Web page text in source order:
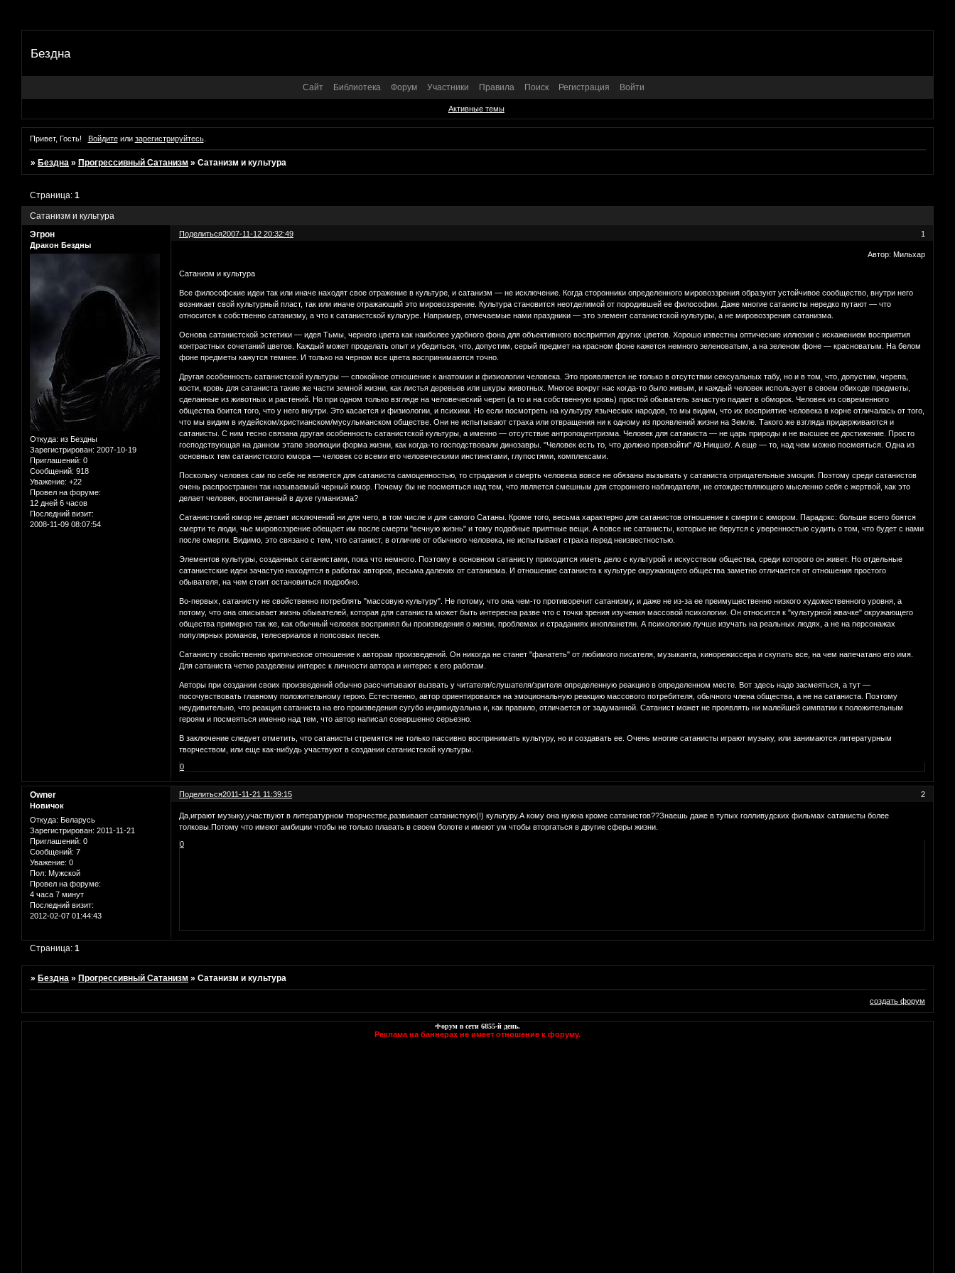
Бездна
Сайт Библиотека Форум Участники Правила Поиск Регистрация Войти
Активные темы
Привет, Гость! Войдитеили зарегистрируйтесь.
»Бездна »Прогреcсивный Сатанизм »Сатанизм и культура
Сатанизм и культура
Страница:1
Поделиться 1
2007-11-12 20:32:49
Эгрон
Дракон Бездны
Откуда: из Бездны
Зарегистрирован: 2007-10-19
Приглашений: 0
Сообщений: 918
Уважение: +22
Провел на форуме:
12 дней 6 часов
Последний визит:
2008-11-09 08:07:54
Автор: Мильхар
Сатанизм и культура
Все философские идеи так или иначе находят свое отражение в культуре, и сатанизм — не исключение. Когда сторонники определенного мировоззрения образуют устойчивое сообщество, внутри него
возникает свой культурный пласт, так или иначе отражающий это мировоззрение. Культура становится неотделимой от породившей ее философии. Даже многие сатанисты нередко путают — что
относится к собственно сатанизму, а что к сатанистской культуре. Например, отмечаемые нами праздники — это элемент сатанистской культуры, а не мировоззрения сатанизма.
Основа сатанистской эстетики — идея Тьмы, черного цвета как наиболее удобного фона для объективного восприятия других цветов. Хорошо известны оптические иллюзии с искажением восприятия
контрастных сочетаний цветов. Каждый может проделать опыт и убедиться, что, допустим, серый предмет на красном фоне кажется немного зеленоватым, а на зеленом фоне — красноватым. На белом
фоне предметы кажутся темнее. И только на черном все цвета воспринимаются точно.
Другая особенность сатанистской культуры — спокойное отношение к анатомии и физиологии человека. Это проявляется не только в отсутствии сексуальных табу, но и в том, что, допустим, черепа,
кости, кровь для сатаниста такие же части земной жизни, как листья деревьев или шкуры животных. Многое вокруг нас когда-то было живым, и каждый человек использует в своем обиходе предметы,
сделанные из животных и растений. Но при одном только взгляде на человеческий череп (а то и на собственную кровь) простой обыватель зачастую падает в обморок. Человек из современного
общества боится того, что у него внутри. Это касается и физиологии, и психики. Но если посмотреть на культуру языческих народов, то мы видим, что их восприятие человека в корне отличалась от того,
что мы видим в иудейском/христианском/мусульманском обществе. Они не испытывают страха или отвращения ни к одному из проявлений жизни на Земле. Такого же взгляда придерживаются и
сатанисты. С ним тесно связана другая особенность сатанистской культуры, а именно — отсутствие антропоцентризма. Человек для сатаниста — не царь природы и не высшее ее достижение. Просто
господствующая на данном этапе эволюции форма жизни, как когда-то господствовали динозавры. "Человек есть то, что должно превзойти" /Ф.Ницше/. А еще — то, над чем можно посмеяться. Одна из
основных тем сатанистского юмора — человек со всеми его человеческими инстинктами, глупостями, комплексами.
Поскольку человек сам по себе не является для сатаниста самоценностью, то страдания и смерть человека вовсе не обязаны вызывать у сатаниста отрицательные эмоции. Поэтому среди сатанистов
очень распространен так называемый черный юмор. Почему бы не посмеяться над тем, что является смешным для стороннего наблюдателя, не отождествляющего мысленно себя с жертвой, как это
делает человек, воспитанный в духе гуманизма?
Сатанистский юмор не делает исключений ни для чего, в том числе и для самого Сатаны. Кроме того, весьма характерно для сатанистов отношение к смерти с юмором. Парадокс: больше всего боятся
смерти те люди, чье мировоззрение обещает им после смерти "вечную жизнь" и тому подобные приятные вещи. А вовсе не сатанисты, которые не берутся с уверенностью судить о том, что будет с нами
после смерти. Видимо, это связано с тем, что сатанист, в отличие от обычного человека, не испытывает страха перед неизвестностью.
Элементов культуры, созданных сатанистами, пока что немного. Поэтому в основном сатанисту приходится иметь дело с культурой и искусством общества, среди которого он живет. Но отдельные
сатанистские идеи зачастую находятся в работах авторов, весьма далеких от сатанизма. И отношение сатаниста к культуре окружающего общества заметно отличается от отношения простого
обывателя, на чем стоит остановиться подробно.
Во-первых, сатанисту не свойственно потреблять "массовую культуру". Не потому, что она чем-то противоречит сатанизму, и даже не из-за ее преимущественно низкого художественного уровня, а
потому, что она описывает жизнь обывателей, которая для сатаниста может быть интересна разве что с точки зрения изучения массовой психологии. Он относится к "культурной жвачке" окружающего
общества примерно так же, как обычный человек воспринял бы произведения о жизни, проблемах и страданиях инопланетян. А психологию лучше изучать на реальных людях, а не на персонажах
популярных романов, телесериалов и попсовых песен.
Сатанисту свойственно критическое отношение к авторам произведений. Он никогда не станет "фанатеть" от любимого писателя, музыканта, кинорежиссера и скупать все, на чем напечатано его имя.
Для сатаниста четко разделены интерес к личности автора и интерес к его работам.
Авторы при создании своих произведений обычно рассчитывают вызвать у читателя/слушателя/зрителя определенную реакцию в определенном месте. Вот здесь надо засмеяться, а тут —
посочувствовать главному положительному герою. Естественно, автор ориентировался на эмоциональную реакцию массового потребителя, обычного члена общества, а не на сатаниста. Поэтому
неудивительно, что реакция сатаниста на его произведения сугубо индивидуальна и, как правило, отличается от задуманной. Сатанист может не проявлять ни малейшей симпатии к положительным
героям и посмеяться именно над тем, что автор написал совершенно серьезно.
В заключение следует отметить, что сатанисты стремятся не только пассивно воспринимать культуру, но и создавать ее. Очень многие сатанисты играют музыку, или занимаются литературным
творчеством, или еще как-нибудь участвуют в создании сатанистской культуры.
0
Поделиться 2
2011-11-21 11:39:15
Owner
Новичок
Откуда: Беларусь
Зарегистрирован: 2011-11-21
Приглашений: 0
Сообщений: 7
Уважение: 0
Пол: Мужской
Провел на форуме:
4 часа 7 минут
Последний визит:
2012-02-07 01:44:43
Да,играют музыку,участвуют в литературном творчестве,развивают сатанисткую(!) культуру.А кому она нужна кроме сатанистов??Знаешь даже в тупых голливудских фильмах сатанисты более
толковы.Потому что имеют амбиции чтобы не только плавать в своем болоте и имеют ум чтобы вторгаться в другие сферы жизни.
0
Страница:1
» Бездна » Прогреcсивный Сатанизм »Сатанизм и культура
создать форум
Форум в сети 6855-й день.
Реклама на баннерах не имеет отношение к форуму.